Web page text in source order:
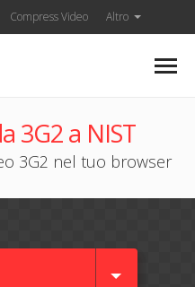
Compress Video Altro
3G2 a NIST
3G2 nel tuo browser